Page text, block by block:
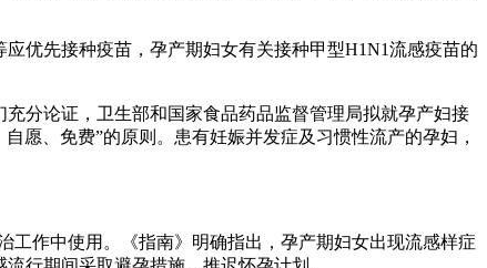
优先接种疫苗，孕产期妇女有关接种甲型H1N1流感疫苗的
分论证，卫生部和国家食品药品监督管理局拟就孕产妇接
愿、免费”的原则。患有妊娠并发症及习惯性流产的孕妇，
工作中使用。《指南》明确指出，孕产期妇女出现流感样症